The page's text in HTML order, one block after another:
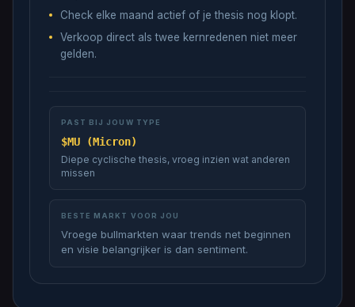
Check elke maand actief of je thesis nog klopt.
Verkoop direct als twee kernredenen niet meer
gelden.
PAST BIJ JOUW TYPE
$MU (Micron)
Diepe cyclische thesis, vroeg inzien wat anderen
missen
BESTE MARKT VOOR JOU
Vroege bullmarkten waar trends net beginnen
en visie belangrijker is dan sentiment.